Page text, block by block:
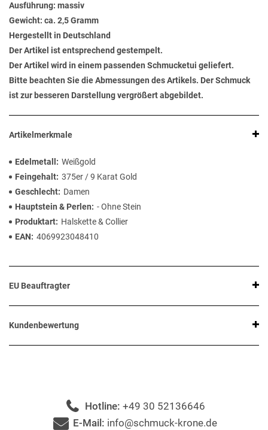
Ausführung: massiv
Gewicht: ca. 2,5 Gramm
Hergestellt in Deutschland
Der Artikel ist entsprechend gestempelt.
Der Artikel wird in einem passenden Schmucketui geliefert.
Bitte beachten Sie die Abmessungen des Artikels. Der Schmuck
ist zur besseren Darstellung vergrößert abgebildet.
Artikelmerkmale
Edelmetall
Weißgold
Feingehalt 375er / 9 Karat Gold
Geschlecht
Damen
Hauptstein & Perlen
- Ohne Stein
Produktart
Halskette & Collier
EAN
4069923048410
EU Beauftragter
Kundenbewertung
Hotline: +49 30 52136646
E-Mail: info@schmuck-krone.de